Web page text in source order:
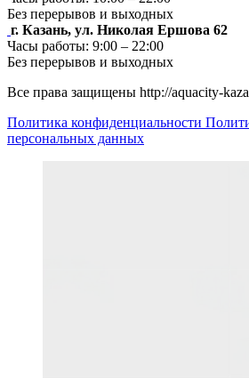
Без перерывов и выходных
г. Казань, ул. Николая Ершова 62
Часы работы: 9:00 – 22:00
Без перерывов и выходных
Все права защищены http://aquacity-
Политика конфиденциальности
персональных данных